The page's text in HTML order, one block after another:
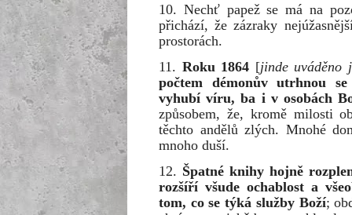
10. Nechť papež se má na
přichází, že zázraky
prostorách.
11. Roku 1864 [jinde uváděno
počtem démonův utrhnou
vyhubí víru, ba i v osobách
způsobem, že, kromě milosti
těchto andělů zlých. Mnohé
mnoho duší.
12. Špatné knihy hojně
rozšíří všude ochablost a
tom, co se týká služby Boží;